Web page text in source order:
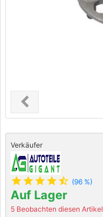
chevron_leftPrevious
Verkäufer
star star star star star_half (96 %)
Auf Lager
5 Beobachten diesen Artikel